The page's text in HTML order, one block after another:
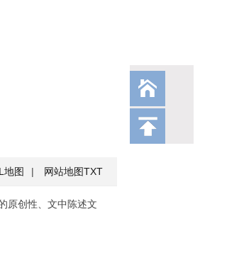
地图 | 网站地图TXT
原创性、文中陈述文